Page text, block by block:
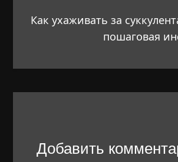
Как ухаживать за
пошаговая
Добавить